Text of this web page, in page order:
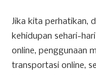
Jika kita perhatikan,
kehidupan sehari-
online, penggunaan
transportasi online,